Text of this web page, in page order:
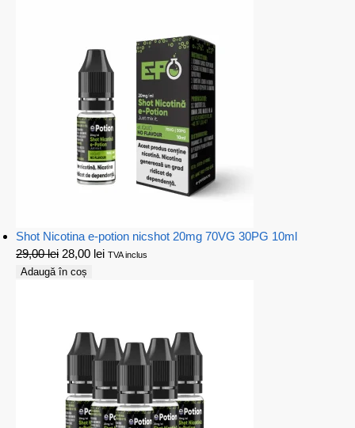
Shot Nicotina e-potion nicshot 20mg 70VG 30PG 10ml
29,00lei 28,00 lei TVA inclus
Adaugă în coș